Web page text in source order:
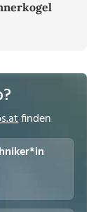
finden